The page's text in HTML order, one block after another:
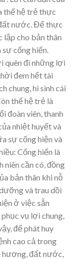
thế hệ trẻ thực
nước. Để thực
lập cho bản thân
cống hiến.
quên đi những lợi
đem hết tài
chung, hi sinh cái
thế hệ trẻ là
đoàn viên, thanh
nhiệt huyết và
sự cống hiện và
Cống hiến là
niên cần có, đồng
bản thân khi nỗ
và trau dồi
ở việc sẵn
vụ lợi chung,
để phát huy
cao cả trong
hương, đất nước,